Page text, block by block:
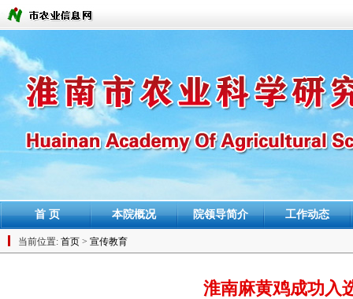
首 页 本院概况 院领导简介 工作动态
当前位置: 首页 > 宣传教育
淮南麻黄鸡成功入